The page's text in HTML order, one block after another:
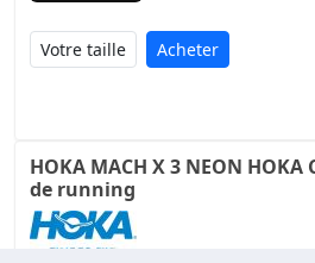
Acheter
HOKA MACH X 3 NEON HOKA
de running